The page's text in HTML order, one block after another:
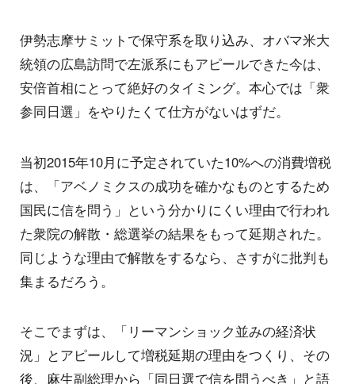
伊勢志摩サミットで保守系を取り込み、オバマ米大
統領の広島訪問で左派系にもアピールできた今は、
安倍首相にとって絶好のタイミング。本心では「衆
参同日選」をやりたくて仕方がないはずだ。
当初2015年10月に予定されていた10%への消費増税
は、「アベノミクスの成功を確かなものとするため
国民に信を問う」という分かりにくい理由で行われ
た衆院の解散・総選挙の結果をもって延期された。
同じような理由で解散をするなら、さすがに批判も
集まるだろう。
そこでまずは、「リーマンショック並みの経済状
況」とアピールして増税延期の理由をつくり、その
後、麻生副総理から「同日選で信を問うべき」と語